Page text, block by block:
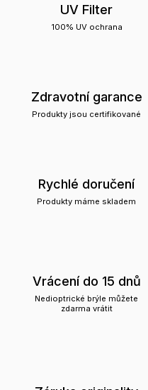
UV Filter
100% UV ochrana
Zdravotní garance
Produkty jsou certifikované
Rychlé doručení
Produkty máme skladem
Vrácení do 15 dnů
Nedioptrické brýle můžete
zdarma vrátit